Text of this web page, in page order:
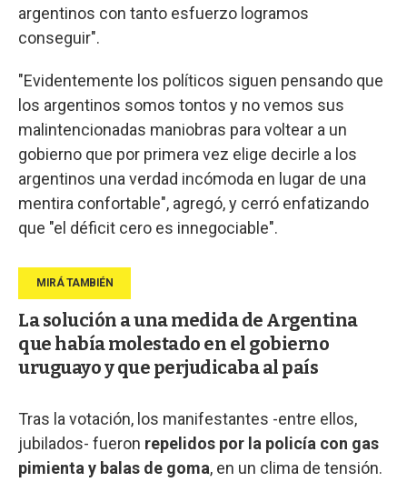
argentinos con tanto esfuerzo logramos
conseguir".
"Evidentemente los políticos siguen pensando que
los argentinos somos tontos y no vemos sus
malintencionadas maniobras para voltear a un
gobierno que por primera vez elige decirle a los
argentinos una verdad incómoda en lugar de una
mentira confortable", agregó, y cerró enfatizando
que "el déficit cero es innegociable".
La solución a una medida de Argentina
que había molestado en el gobierno
uruguayo y que perjudicaba al país
Tras la votación, los manifestantes -entre ellos,
jubilados- fueron repelidos por la policía con gas
pimienta y balas de goma, en un clima de tensión.